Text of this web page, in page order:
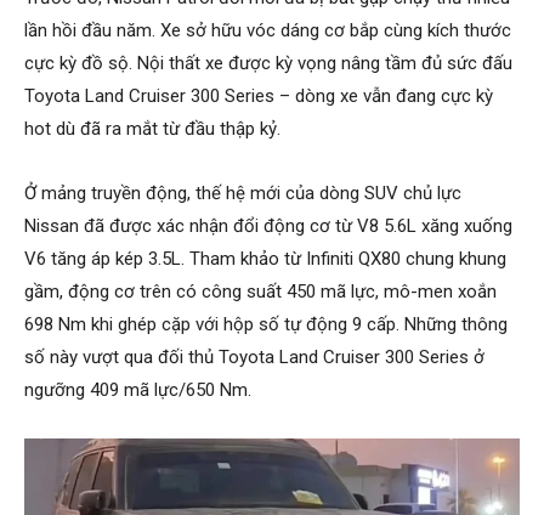
lần hồi đầu năm. Xe sở hữu vóc dáng cơ bắp cùng kích thước
cực kỳ đồ sộ. Nội thất xe được kỳ vọng nâng tầm đủ sức đấu
Toyota Land Cruiser 300 Series – dòng xe vẫn đang cực kỳ
hot dù đã ra mắt từ đầu thập kỷ.
Ở mảng truyền động, thế hệ mới của dòng SUV chủ lực
Nissan đã được xác nhận đổi động cơ từ V8 5.6L xăng xuống
V6 tăng áp kép 3.5L. Tham khảo từ Infiniti QX80 chung khung
gầm, động cơ trên có công suất 450 mã lực, mô-men xoắn
698 Nm khi ghép cặp với hộp số tự động 9 cấp. Những thông
số này vượt qua đối thủ Toyota Land Cruiser 300 Series ở
ngưỡng 409 mã lực/650 Nm.